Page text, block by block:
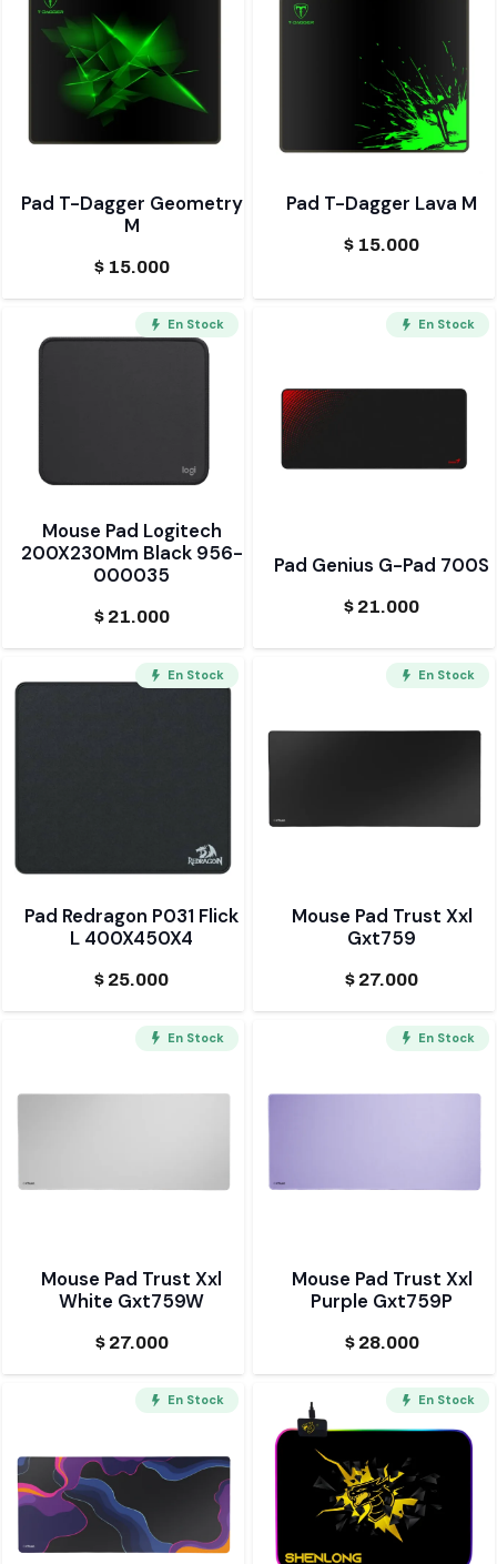
Pad T-Dagger Geometry
M
$15.000
Pad T-Dagger Lava M
$ 15.000
En Stock
Mouse Pad Logitech
200X230Mm Black 956-
000035
$21.000
En Stock
Pad Genius G-Pad 700S
$ 21.000
En Stock
Pad Redragon P031 Flick
L 400X450X4
$ 25.000
En Stock
Mouse Pad Trust Xxl
Gxt759
$ 27.000
En Stock
Mouse Pad Trust Xxl
White Gxt759W
$27.000
En Stock
Mouse Pad Trust Xxl
Purple Gxt759P
$28.000
En Stock En Stock